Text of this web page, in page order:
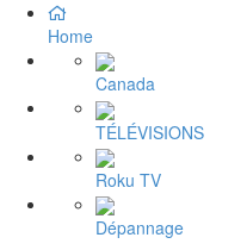
Home
Canada
TÉLÉVISIONS
Roku TV
Dépannage